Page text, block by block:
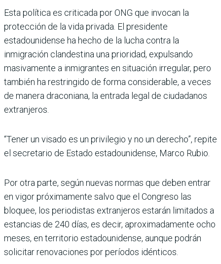
Esta política es criticada por ONG que invocan la
protección de la vida privada. El presidente
estadounidense ha hecho de la lucha contra la
inmigración clandestina una prioridad, expulsando
masivamente a inmigrantes en situación irregular, pero
también ha restringido de forma considerable, a veces
de manera draconiana, la entrada legal de ciudadanos
extranjeros.
“Tener un visado es un privilegio y no un derecho”, repite
el secretario de Estado estadounidense, Marco Rubio.
Por otra parte, según nuevas normas que deben entrar
en vigor próximamente salvo que el Congreso las
bloquee, los periodistas extranjeros estarán limitados a
estancias de 240 días, es decir, aproximadamente ocho
meses, en territorio estadounidense, aunque podrán
solicitar renovaciones por períodos idénticos.